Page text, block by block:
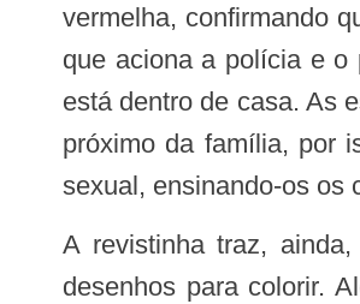
vermelha, confirmando
que aciona a polícia e o
está dentro de casa. As
próximo da família, por
sexual, ensinando-os os
A revistinha traz, ainda, páginas de interação, nas quais as informações lidas podem ser reforçadas por meio de jogos e
desenhos para colorir.